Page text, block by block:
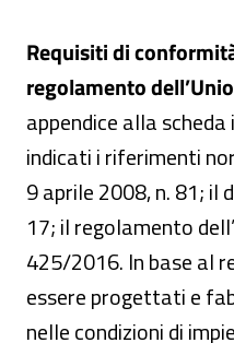
Requisiti di
regolamento
appendice alla
indicati i riferimenti
9 aprile 2008, n. 81; il
17; il regolamento
425/2016. In base al
essere progettati e
nelle condizioni di